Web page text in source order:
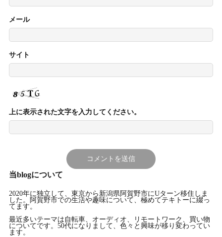
メール
サイト
上に表示された文字を入力してください。
当blogについて
2020年に独立して、東京から新潟県阿賀野市にUターン移住しま
した。阿賀野市での生活や趣味について、極めてテキトーに綴っ
てます。
最近多いテーマは自転車、オーディオ、リモートワーク、買い物
についてです。50代になりまして、色々と興味が移り変わってい
ます。